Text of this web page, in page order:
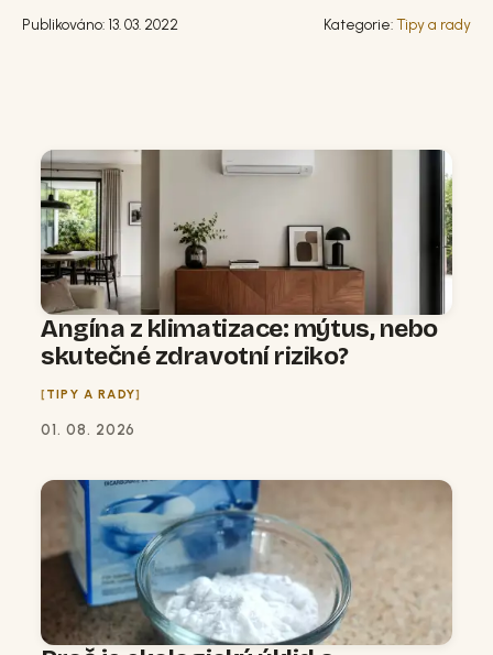
Publikováno: 13. 03. 2022 Kategorie:Tipy a rady
Angína z klimatizace: mýtus, nebo
skutečné zdravotní riziko?
TIPY A RADY
01. 08. 2026